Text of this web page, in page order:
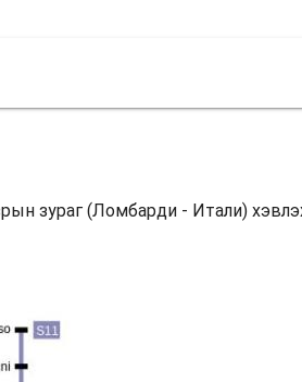
зураг (Ломбарди - Итали)